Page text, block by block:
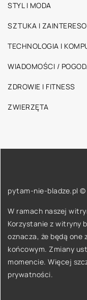
STYL I MODA
SZTUKA I
TECHNOLOGIA I
WIADOMOŚCI /
ZDROWIE I FITNESS
ZWIERZĘTA
pytam-nie-bladze.pl ©
W ramach naszej
Korzystanie z witryny
oznacza, że będą one
końcowym. Zmiany
momencie. Więcej
prywatności.